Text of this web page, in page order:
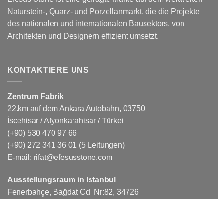
Naturstein-, Quarz- und Porzellanmarkt, die die Projekte
des nationalen und internationalen Bausektors, von
Architekten und Designern effizient umsetzt.
KONTAKTIERE UNS
Zentrum Fabrik
22.km auf dem Ankara Autobahn, 03750
İscehisar / Afyonkarahisar / Türkei
(+90) 530 470 97 66
(+90) 272 341 36 01 (5 Leitungen)
E-mail: rifat@efesusstone.com
Ausstellungsraum in Istanbul
Fenerbahçe, Bağdat Cd. Nr:82, 34726